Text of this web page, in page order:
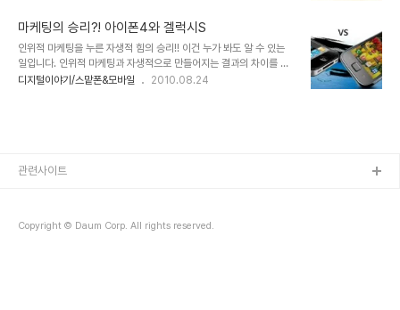
가 좀 어색해 보이긴 합니..
임벨류!! 그리고 앵무새들의 입을 통한 바이럴!! 핵심도 없고 모호한 추
상적 명제만을 앞세우는데도 그넘의 네임벨류면 모든게 끝나버렸던
겁니다. 알고보면 그 네임벨류라는 것도 자기PR시대라는 합리화를 통
해 그럴싸하게 포장된 자기 자랑이었을 뿐이고, 지닌 힘으로 우격 우격
밀어 부친 것에 불과합니다. 한 때 민영화라는 말이 좋게 들리던 시절
마케팅의 승리?! 아이폰4와 겔럭시S
인위적 마케팅을 누른 자생적 힘의 승리!! 이건 누가 봐도 알 수 있는
일입니다. 인위적 마케팅과 자생적으로 만들어지는 결과의 차이를 말
이지요. -돈벌이에만 눈이 멀어 물량공세에 의한 인위적 글쓰기로 광
더 올바르고 또 좋은 결과를 가져다 주는지 확인하고 싶었을 뿐이며,
디지털이야기/스맡폰&모바일 2010.08.24
Copyright © Daum Corp. All rights reserved.
관련사이트